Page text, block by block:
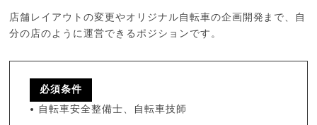
店舗レイアウトの変更やオリジナル自転車の企画開発まで、自
分の店のように運営できるポジションです。
必須条件
自転車安全整備士、自転車技師